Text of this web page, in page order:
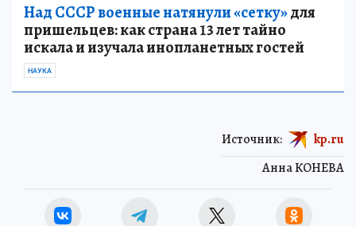
Над СССР военные натянули «сетку»для
пришельцев: как страна 13 лет тайно
искала и изучала инопланетных гостей
НАУКА
Анна КОНЕВА
Источник: kp.ru